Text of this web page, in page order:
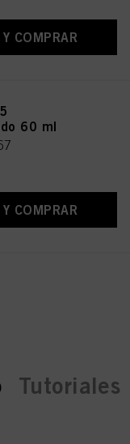
COMPRAR
60 ml
COMPRAR
Tutoriales